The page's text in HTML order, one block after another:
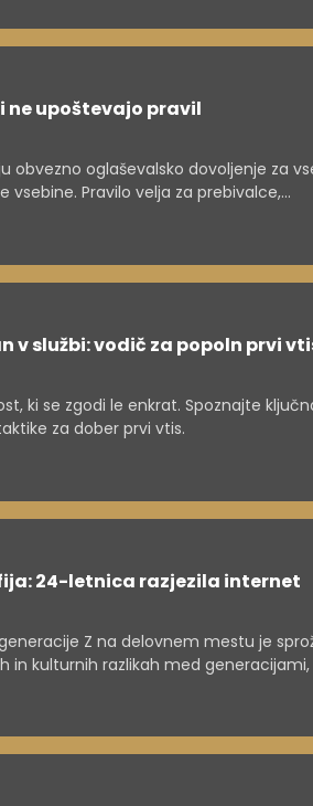
ne upoštevajo pravil
obvezno oglaševalsko dovoljenje za
vsebine. Pravilo velja za prebivalce,
budno spremljajo, kaj ljudje
v službi: vodič za popoln prvi
ki se zgodi le enkrat. Spoznajte
za dober prvi vtis.
24-letnica razjezila internet
Z na delovnem mestu je
in kulturnih razlikah med generacijami,